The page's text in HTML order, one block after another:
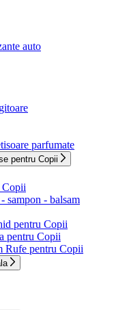
auto
parfumate
pentru Copii
Copii
sampon - balsam
pentru Copii
pentru Copii
Rufe pentru Copii